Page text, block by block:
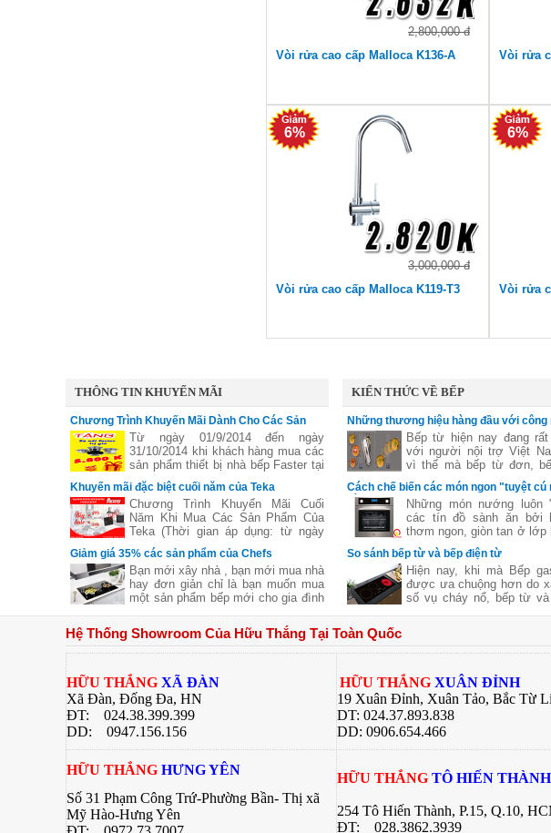
2,800,000 đ
Vòi rửa cao cấp Malloca K136-A
Vòi rửa
6%
3,000,000 đ
Vòi rửa cao cấp Malloca K119-T3
6%
Vòi rửa
THÔNG TIN KHUYẾN MÃI
Chương Trình Khuyến Mãi Dành Cho Các Sản
Phẩm FasterTừ ngày 01/9/2014 đến ngày
31/10/2014 khi khách hàng mua các
sản phẩm thiết bị nhà bếp Faster tại
các đại lý của bếp gas Hữu Thắng
sẽ nhận được những phần quà hấp
dẫn, chi tiết xem thêm..
Khuyến mãi đặc biệt cuối năm của Teka
Chương Trình Khuyến Mãi Cuối
Năm Khi Mua Các Sản Phẩm Của
Teka (Thời gian áp dụng: từ ngày
11/11 đến hết ngày 27/12/2016)
Giảm giá 35% các sản phẩm của Chefs
Bạn mới xây nhà , bạn mới mua nhà
hay đơn giản chỉ là bạn muốn mua
một sản phẩm bếp mới cho gia đình
hãng nào tốt cả về giá về chất
lượng .Hãy để chúng tôi gợi ý cho
bạn một thương hiệu của Việt Nam
Âu đó là
KIẾN THỨC VỀ BẾP
Những thương hiệu hàng đầu với công
vùng nấu linh hoạtBếp từ hiện nay đang
với người nội trợ Việt
vì thế mà bếp từ đơn,
bếp từ ba,...đã không còn
nhiên
Cách chế biến các món ngon "tuyệt cú
bằng lò nướngNhững món nướng luôn
các tín đồ sành ăn bởi
thơm ngon, giòn tan ở lớp
nhưng lại chín mềm,
giữ nguyên được chất
của thực phẩm. Sử dụng
giúp bạn chế biến được
ngon khác nhau mà
nhiều công sức. Không
So sánh bếp từ và bếp điện từ
Hiện nay, khi mà Bếp
được ưa chuộng hơn do
số vụ cháy nổ, bếp từ và
riêng. Bài viết sau đây
về 2 dòng sản phẩm này
bạn có sự lựa chọn tốt
bếp của gia đình mình .
Hệ Thống Showroom Của Hữu Thắng Tại Toàn Quốc
HỮU THẮNG XÃ ĐÀN
Xã Đàn, Đống Đa, HN
ĐT: 024.38.399.399
DD: 0947.156.156
HỮU THẮNG XUÂN ĐỈNH
19 Xuân Đỉnh, Xuân Tảo, Bắc Từ
DT: 024.37.893.838
DD: 0906.654.466
HỮU THẮNG HƯNG YÊN
Số 31 Phạm Công Trứ-Phường Bần- Thị xã
Mỹ Hào-Hưng Yên
HỮU THẮNG TÔ HIẾN THÀNH
254 Tô Hiến Thành, P.15, Q.10,
ĐT:
028.3862.3939